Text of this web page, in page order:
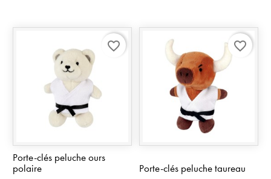
Porte-clés peluche ours
polaire
favorite_border
Porte-clés peluche taureau
favorite_border